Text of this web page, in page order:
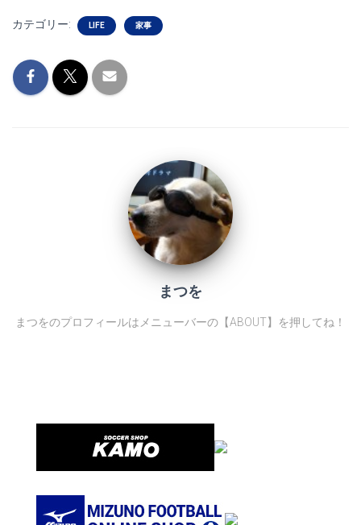
カテゴリー: LIFE 家事
まつを
まつをのプロフィールはメニューバーの【ABOUT】を押してね！